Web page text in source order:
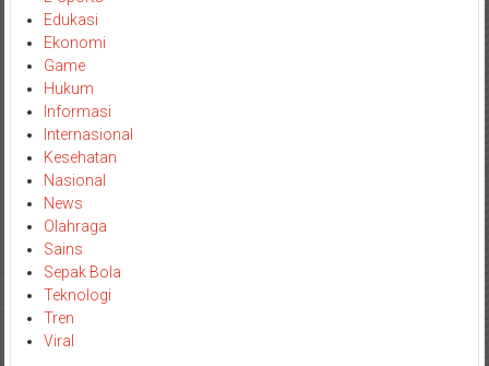
Edukasi
Ekonomi
Game
Hukum
Informasi
Internasional
Kesehatan
Nasional
News
Olahraga
Sains
Sepak Bola
Teknologi
Tren
Viral